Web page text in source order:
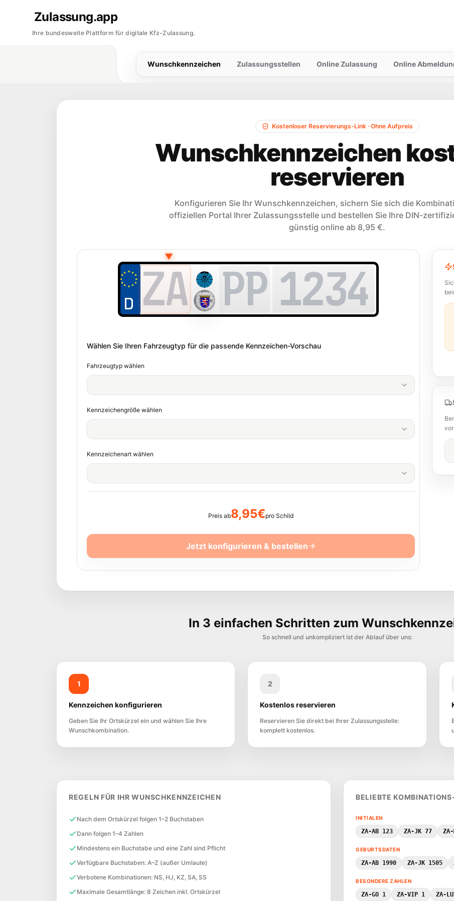
Zulassung.app
Ihre bundesweite Plattform für digitale Kfz-Zulassung.
Wunschkennzeichen Zulassungsstellen Online Zulassung Online
Kostenloser Reservierungs-Link · Ohne Aufpreis
Wunschkennzeichen
reservieren
Konfigurieren Sie Ihr Wunschkennzeichen, sichern Sie sich die
offiziellen Portal Ihrer Zulassungsstelle und bestellen Sie Ihre DIN-
günstig online ab 8,95 €.
▼
ZA PP 1234
Wählen Sie Ihren Fahrzeugtyp für die passende Kennzeichen-Vorschau
Fahrzeugtyp wählen
Kennzeichengröße wählen
Kennzeichenart wählen
Preis ab8,95€pro Schild
Jetzt konfigurieren & bestellen
In 3 einfachen Schritten zum
So schnell und unkompliziert ist der Ablauf über uns:
1
Kennzeichen konfigurieren
Geben Sie Ihr Ortskürzel ein und wählen Sie Ihre
Wunschkombination.
2
Kostenlos reservieren
Reservieren Sie direkt bei Ihrer Zulassungsstelle:
komplett kostenlos.
REGELN FÜR IHR WUNSCHKENNZEICHEN
Nach dem Ortskürzel folgen 1–2 Buchstaben
Dann folgen 1–4 Zahlen
Mindestens ein Buchstabe und eine Zahl sind Pflicht
Verfügbare Buchstaben: A–Z (außer Umlaute)
Verbotene Kombinationen: NS, HJ, KZ, SA, SS
Maximale Gesamtlänge: 8 Zeichen inkl. Ortskürzel
BELIEBTE
INITIALEN
ZA-AB 123 ZA-JK 77
GEBURTSDATEN
ZA-AB 1990 ZA-JK 1505
BESONDERE ZAHLEN
ZA-GO 1 ZA-VIP 1 ZA-